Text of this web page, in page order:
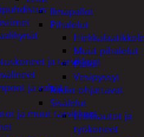
Ilmapallot
Pihalelut
Muut pihalelut
Pallot
Vesipyssyt
Radio-ohjattavat
Sisälelut
Leikkiautot ja
työkoneet
ja tarvikkeet
ja vahat
ja muut tarvikkeet